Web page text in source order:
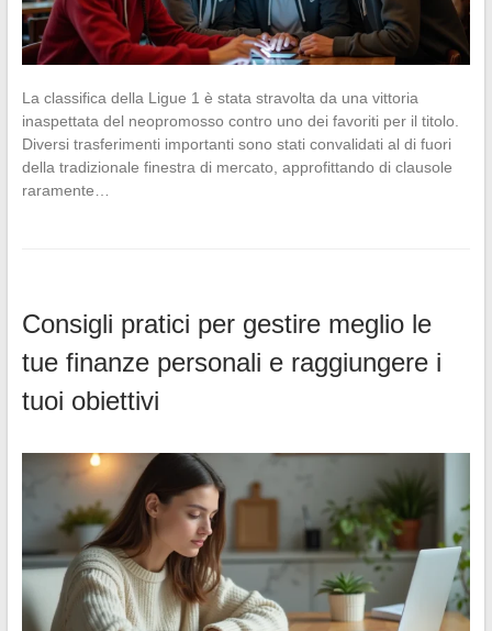
La classifica della Ligue 1 è stata stravolta da una vittoria
inaspettata del neopromosso contro uno dei favoriti per il titolo.
Diversi trasferimenti importanti sono stati convalidati al di fuori
della tradizionale finestra di mercato, approfittando di clausole
raramente…
Consigli pratici per gestire meglio le
tue finanze personali e raggiungere i
tuoi obiettivi